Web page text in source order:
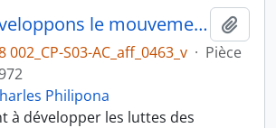
Verso de Développons le mouvement anti-militariste révolutionnaire
002_CP-S03-AC_aff_0463_v · Pièce
Philipona
à développer les luttes des